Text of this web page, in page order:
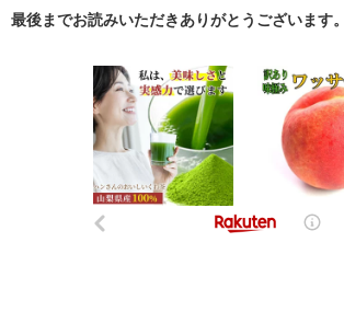
最後までお読みいただきありがとうございます。